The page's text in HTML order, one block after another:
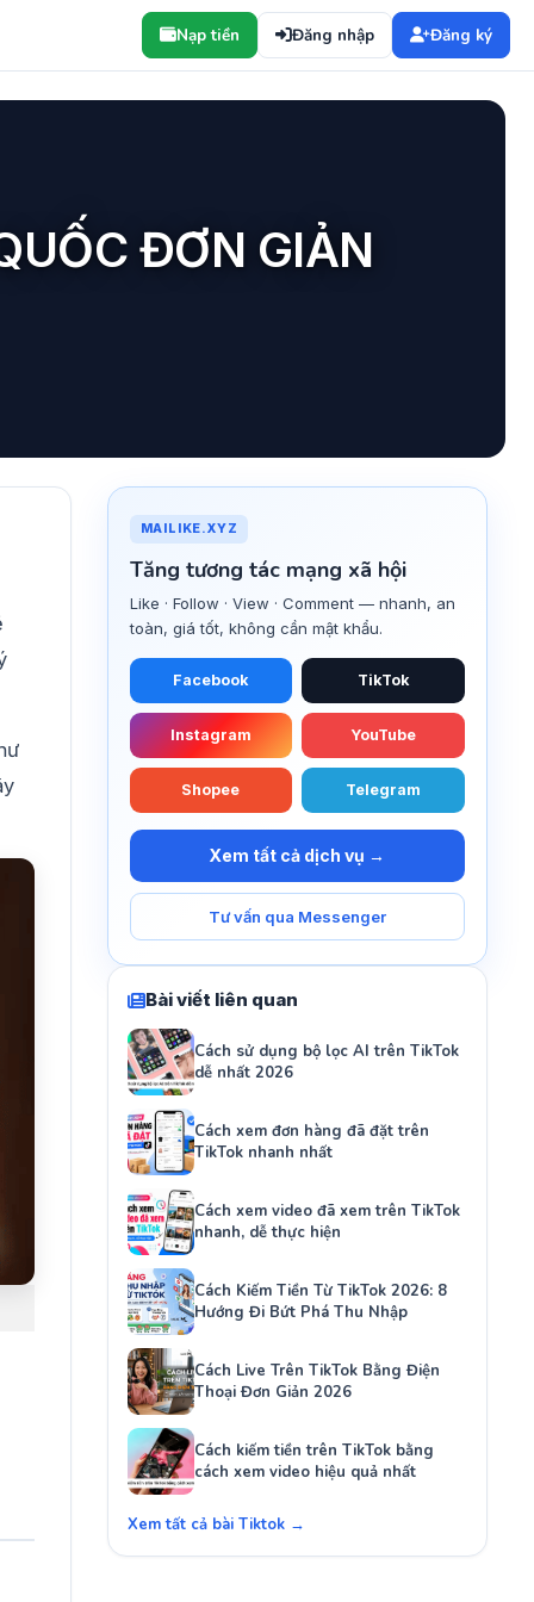
Nạp tiền Đăng nhập Đăng ký
ĐƠN GIẢN
MAILIKE.XYZ
Tăng tương tác mạng xã hội
Like · Follow · View · Comment — nhanh, an
toàn, giá tốt, không cần mật khẩu.
Facebook TikTok
Instagram YouTube
Shopee Telegram
Xem tất cả dịch vụ →
Tư vấn qua Messenger
Bài viết liên quan
Cách sử dụng bộ lọc AI trên TikTok
dễ nhất 2026
Cách xem đơn hàng đã đặt trên
TikTok nhanh nhất
Cách xem video đã xem trên TikTok
nhanh, dễ thực hiện
Cách Kiếm Tiền Từ TikTok 2026: 8
Hướng Đi Bứt Phá Thu Nhập
Cách Live Trên TikTok Bằng Điện
Thoại Đơn Giản 2026
Cách kiếm tiền trên TikTok bằng
cách xem video hiệu quả nhất
Xem tất cả bài Tiktok →